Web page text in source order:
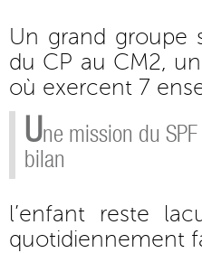
Un grand groupe
du CP au CM2,
où exercent 7
Une mission du
bilan
l’enfant reste
quotidiennement